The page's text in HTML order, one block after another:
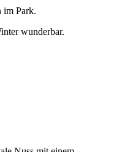
im Park.
wunderbar.